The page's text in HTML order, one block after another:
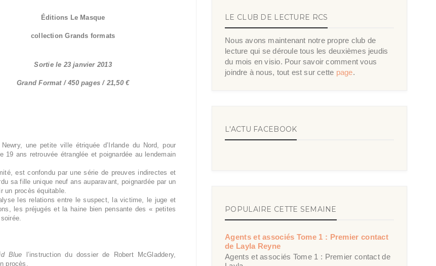
Éditions Le Masque
collection Grands formats
Sortie le 23 janvier 2013
Grand Format / 450 pages / 21,50 €
une petite ville étriquée d’Irlande du Nord, pour
ans retrouvée étranglée et poignardée au lendemain
est confondu par une série de preuves indirectes et
sa fille unique neuf ans auparavant, poignardée par un
un procès équitable.
les relations entre le suspect, la victime, le juge et
les préjugés et la haine bien pensante des « petites
Blue l’instruction du dossier de Robert McGladdery,
procès.
LE CLUB DE LECTURE RCS
Nous avons maintenant notre propre club de
lecture qui se déroule tous les deuxièmes jeudis
du mois en visio. Pour savoir comment vous
joindre à nous, tout est sur cette page.
L'ACTU FACEBOOK
POPULAIRE CETTE SEMAINE
Agents et associés Tome 1 : Premier contact
de Layla Reyne
Agents et associés Tome 1 : Premier contact de